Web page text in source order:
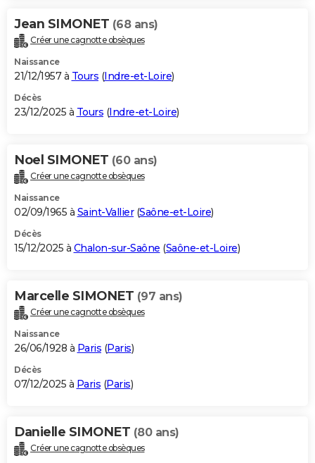
Jean SIMONET (68 ans)
Créer une cagnotte obsèques
Naissance
21/12/1957 à Tours (Indre-et-Loire)
Décès
23/12/2025 à Tours (Indre-et-Loire)
Noel SIMONET (60 ans)
Créer une cagnotte obsèques
Naissance
02/09/1965 à Saint-Vallier(Saône-et-Loire)
Décès
15/12/2025 à Chalon-sur-Saône (Saône-et-Loire)
Marcelle SIMONET (97 ans)
Créer une cagnotte obsèques
Naissance
26/06/1928 à Paris (Paris)
Décès
07/12/2025 à Paris (Paris)
Danielle SIMONET (80 ans)
Créer une cagnotte obsèques